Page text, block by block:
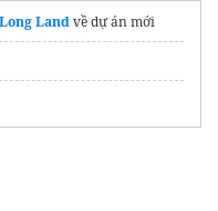
Landvề dự án mới